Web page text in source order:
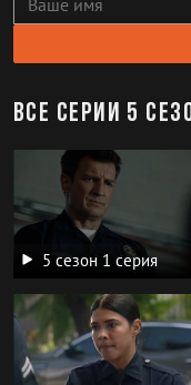
Все серии 5
5 сезон 1 серия